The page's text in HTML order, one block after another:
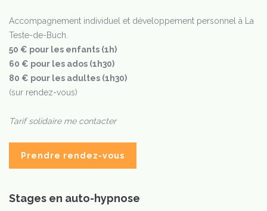
Accompagnement individuel et développement personnel à La
Teste-de-Buch.
50 € pour les enfants (1h)
60 € pour les ados (1h30)
80 € pour les adultes (1h30)
(sur rendez-vous)
Tarif solidaire me contacter
Prendre rendez-vous
Stages en auto-hypnose